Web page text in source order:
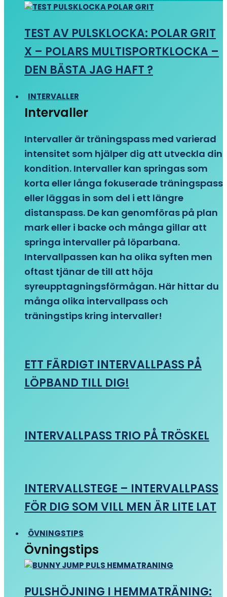
TEST AV PULSKLOCKA: POLAR GRIT
X – POLARS MULTISPORTKLOCKA –
DEN BÄSTA JAG HAFT ?
INTERVALLER
Intervaller
Intervaller är träningspass med varierad
intensitet som hjälper dig att utveckla din
kondition. Intervaller kan springas som
korta eller långa fokuserade träningspass
eller läggas in som del i ett längre
distanspass. De kan genomföras på plan
mark eller i backe och många gillar att
springa intervaller på löparbana.
Intervallpassen kan ha olika syften men
oftast tjänar de till att höja
syreupptagningsförmågan. Här hittar du
många olika intervallpass och
träningstips kring intervaller!
ETT FÄRDIGT INTERVALLPASS PÅ
LÖPBAND TILL DIG!
INTERVALLPASS TRIO PÅ TRÖSKEL
INTERVALLSTEGE – INTERVALLPASS
FÖR DIG SOM VILL MEN ÄR LITE LAT
ÖVNINGSTIPS
Övningstips
PULSHÖJNING I HEMMATRÄNING: